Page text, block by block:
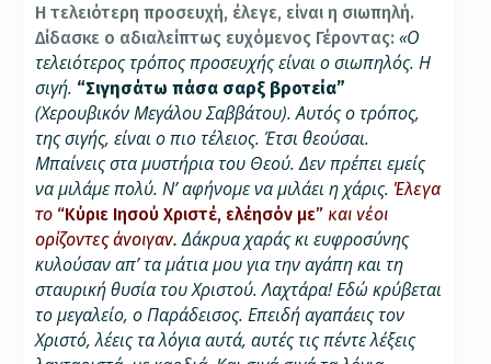
Η τελειότερη προσευχή, έλεγε, είναι η σιωπηλή.
Δίδασκε ο αδιαλείπτως ευχόμενος Γέροντας: «Ο
τελειότερος τρόπος προσευχής είναι ο σιωπηλός. Η
σιγή. “Σιγησάτω πάσα σαρξ βροτεία”
(Χερουβικόν Μεγάλου Σαββάτου). Αυτός ο τρόπος,
της σιγής, είναι ο πιο τέλειος. Έτσι θεούσαι.
Μπαίνεις στα μυστήρια του Θεού. Δεν πρέπει εμείς
να μιλάμε πολύ. Ν’ αφήνομε να μιλάει η χάρις. Έλεγα
το “Κύριε Ιησού Χριστέ, ελέησόν με” και νέοι
ορίζοντες άνοιγαν.Δάκρυα χαράς κι ευφροσύνης
κυλούσαν απ’ τα μάτια μου για την αγάπη και τη
σταυρική θυσία του Χριστού. Λαχτάρα! Εδώ κρύβεται
το μεγαλείο, ο Παράδεισος. Επειδή αγαπάεις τον
Χριστό, λέεις τα λόγια αυτά, αυτές τις πέντε λέξεις